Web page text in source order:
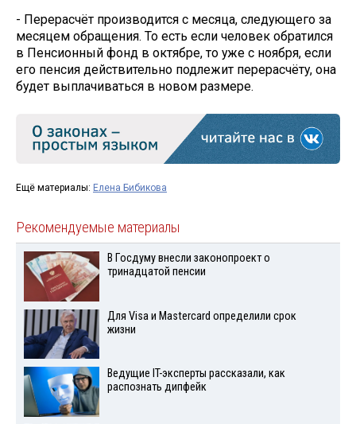
- Перерасчёт производится с месяца, следующего за
месяцем обращения. То есть если человек обратился
в Пенсионный фонд в октябре, то уже с ноября, если
его пенсия действительно подлежит перерасчёту, она
будет выплачиваться в новом размере.
Ещё материалы: Елена Бибикова
Рекомендуемые материалы
В Госдуму внесли законопроект о
тринадцатой пенсии
Для Visа и Mastercard определили срок
жизни
Ведущие IT-эксперты рассказали, как
распознать дипфейк